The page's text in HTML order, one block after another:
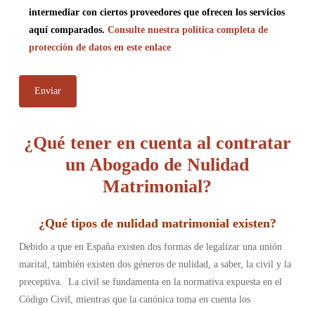
intermediar con ciertos proveedores que ofrecen los servicios
aquí comparados. Consulte nuestra política completa de
protección de datos en este enlace
¿Qué tener en cuenta al contratar
un Abogado de Nulidad
Matrimonial?
¿Qué tipos de nulidad matrimonial existen?
Debido a que en España existen dos formas de legalizar una unión
marital, también existen dos géneros de nulidad, a saber, la civil y la
preceptiva. La civil se fundamenta en la normativa expuesta en el
Código Civil, mientras que la canónica toma en cuenta los